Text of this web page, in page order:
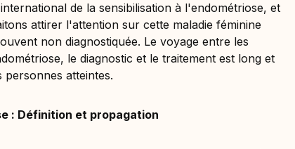
de la sensibilisation à l'endométriose, et
attirer l'attention sur cette maladie féminine
non diagnostiquée. Le voyage entre les
le diagnostic et le traitement est long et
atteintes.
: Définition et propagation